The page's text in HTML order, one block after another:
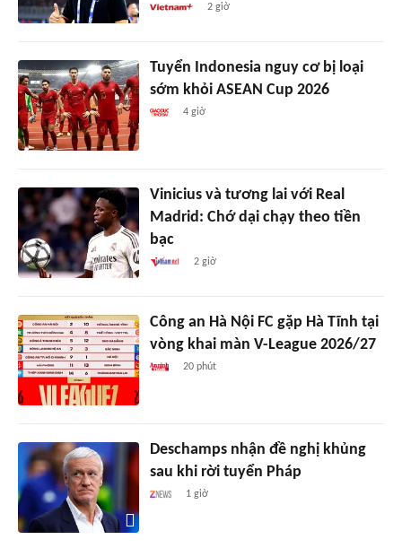
2 giờ
Tuyển Indonesia nguy cơ bị loại
sớm khỏi ASEAN Cup 2026
4 giờ
Vinicius và tương lai với Real
Madrid: Chớ dại chạy theo tiền
bạc
2 giờ
Công an Hà Nội FC gặp Hà Tĩnh tại
vòng khai màn V-League 2026/27
20 phút
Deschamps nhận đề nghị khủng
sau khi rời tuyển Pháp
1 giờ